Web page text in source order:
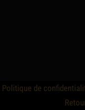
Politique de